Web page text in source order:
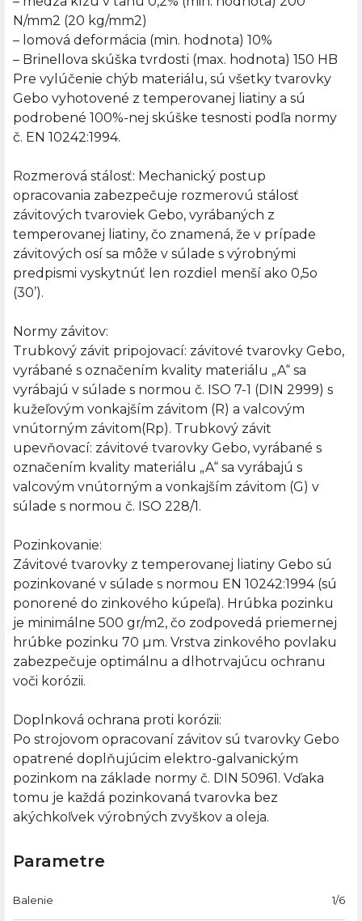
N/mm2 (20 kg/mm2)
– lomová deformácia (min. hodnota) 10%
– Brinellova skúška tvrdosti (max. hodnota) 150 HB
Pre vylúčenie chýb materiálu, sú všetky tvarovky
Gebo vyhotovené z temperovanej liatiny a sú
podrobené 100%-nej skúške tesnosti podľa normy
č. EN 10242:1994.
Rozmerová stálosť: Mechanický postup
opracovania zabezpečuje rozmerovú stálosť
závitových tvaroviek Gebo, vyrábaných z
temperovanej liatiny, čo znamená, že v prípade
závitových osí sa môže v súlade s výrobnými
predpismi vyskytnúť len rozdiel menší ako 0,5o
(30’).
Normy závitov:
Trubkový závit pripojovací: závitové tvarovky Gebo,
vyrábané s označením kvality materiálu „A“ sa
vyrábajú v súlade s normou č. ISO 7-1 (DIN 2999) s
kužeľovým vonkajším závitom (R) a valcovým
vnútorným závitom(Rp). Trubkový závit
upevňovací: závitové tvarovky Gebo, vyrábané s
označením kvality materiálu „A“ sa vyrábajú s
valcovým vnútorným a vonkajším závitom (G) v
súlade s normou č. ISO 228/1.
Pozinkovanie:
Závitové tvarovky z temperovanej liatiny Gebo sú
pozinkované v súlade s normou EN 10242:1994 (sú
ponorené do zinkového kúpeľa). Hrúbka pozinku
je minimálne 500 gr/m2, čo zodpovedá priemernej
hrúbke pozinku 70 µm. Vrstva zinkového povlaku
zabezpečuje optimálnu a dlhotrvajúcu ochranu
voči korózii.
Doplnková ochrana proti korózii:
Po strojovom opracovaní závitov sú tvarovky Gebo
opatrené doplňujúcim elektro-galvanickým
pozinkom na základe normy č. DIN 50961. Vďaka
tomu je každá pozinkovaná tvarovka bez
akýchkoľvek výrobných zvyškov a oleja.
Parametre
Balenie 1/6